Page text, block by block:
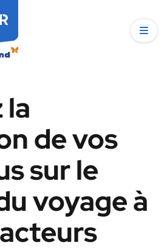
la
de vos
sur le
voyage à